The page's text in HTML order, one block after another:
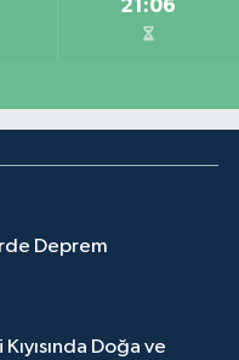
21:06
Deprem
Doğa ve